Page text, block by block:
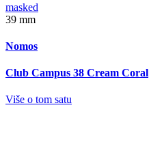
39 mm
Nomos
Club Campus 38 Cream Coral
Više o tom satu